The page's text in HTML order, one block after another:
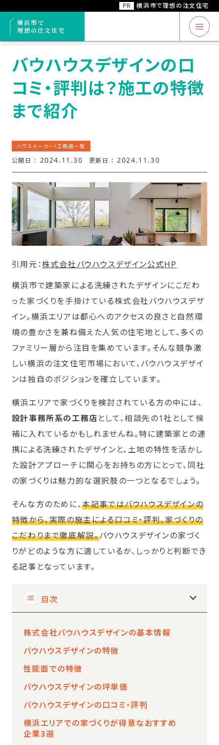
PR
横浜市で理想の注文住宅
横浜市で
理想の注文住宅
横浜市 注文住宅
注文住宅コラム
ハウスメーカー/
ハウスメーカー/
工務店
おすすめ6選
トップ ハウスメーカー/工務店一覧 バウハウスデザインの口コミ・評判は？施
バウハウスデザインの口
コミ・評判は？施工の特徴
まで紹介
ハウスメーカー/工務店一覧
公開日 ： 2024.11.30 更新日 ：2024.11.30
引用元：株式会社バウハウスデザイン公式HP
横浜市で建築家による洗練されたデザインにこだわ
った家づくりを手掛けている株式会社バウハウスデザ
イン。横浜エリアは都心へのアクセスの良さと自然環
境の豊かさを兼ね備えた人気の住宅地として、多くの
ファミリー層から注目を集めています。そんな競争激
しい横浜の注文住宅市場において、バウハウスデザイ
ンは独自のポジションを確立しています。
横浜エリアで家づくりを検討されている方の中には、
設計事務所系の工務店 として、相談先の1社として候
補に入れているかもしれませんね。特に建築家との連
携による洗練されたデザインと、土地の特性を活かし
た設計アプローチに関心をお持ちの方にとって、同社
の家づくりは魅力的な選択肢の一つとなるでしょう。
そんな方のために、本記事ではバウハウスデザインの
特徴から、実際の施主による口コミ・評判、家づくりの
こだわりまで徹底解説。バウハウスデザインの家づく
りがどのような方に適しているか、しっかりと判断でき
る記事となっています。
目次
株式会社バウハウスデザインの基本情報
バウハウスデザインの特徴
性能面での特徴
バウハウスデザインの坪単価
バウハウスデザインの口コミ・評判
横浜エリアでの家づくりが得意なおすすめ
企業3選